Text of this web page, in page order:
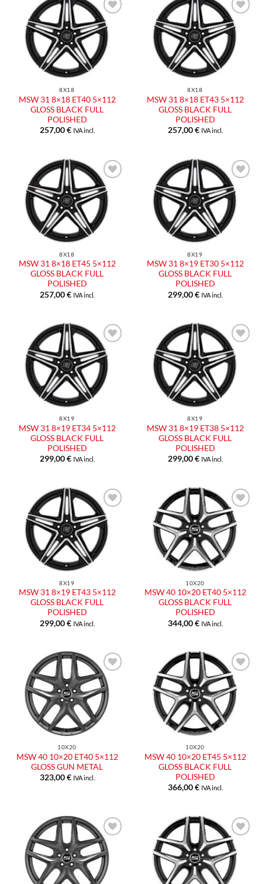
8X18
MSW 31 8×18 ET40 5×112
GLOSS BLACK FULL
POLISHED
257,00€ IVA incl.
8X18
MSW 31 8×18 ET43 5×112
GLOSS BLACK FULL
POLISHED
257,00€ IVA incl.
8X18
MSW 31 8×18 ET45 5×112
GLOSS BLACK FULL
POLISHED
257,00€ IVA incl.
8X19
MSW 31 8×19 ET30 5×112
GLOSS BLACK FULL
POLISHED
299,00€ IVA incl.
8X19
MSW 31 8×19 ET34 5×112
GLOSS BLACK FULL
POLISHED
299,00€ IVA incl.
8X19
MSW 31 8×19 ET38 5×112
GLOSS BLACK FULL
POLISHED
299,00€ IVA incl.
8X19
MSW 31 8×19 ET43 5×112
GLOSS BLACK FULL
POLISHED
299,00€ IVA incl.
10X20
MSW 40 10×20 ET40 5×112
GLOSS BLACK FULL
POLISHED
344,00€ IVA incl.
10X20
MSW 40 10×20 ET40 5×112
GLOSS GUN METAL
323,00€ IVA incl.
10X20
MSW 40 10×20 ET45 5×112
GLOSS BLACK FULL
POLISHED
366,00€ IVA incl.